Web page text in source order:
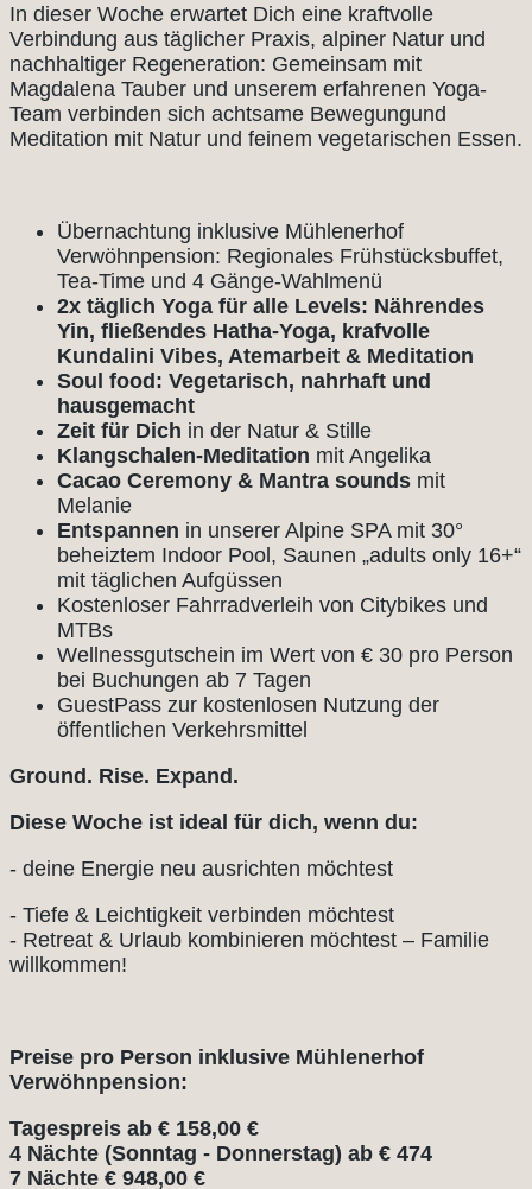
In dieser Woche erwartet Dich eine kraftvolle
Verbindung aus täglicher Praxis, alpiner Natur und
nachhaltiger Regeneration: Gemeinsam mit
Magdalena Tauber und unserem erfahrenen Yoga-
Team verbinden sich achtsame Bewegungund
Meditation mit Natur und feinem vegetarischen Essen.
Übernachtung inklusive Mühlenerhof
Verwöhnpension: Regionales Frühstücksbuffet,
Tea-Time und 4 Gänge-Wahlmenü
2x täglich Yoga für alle Levels: Nährendes
Yin, fließendes Hatha-Yoga, krafvolle
Kundalini Vibes, Atemarbeit & Meditation
Soul food: Vegetarisch, nahrhaft und
hausgemacht
Zeit für Dich in der Natur & Stille
Klangschalen-Meditation mit Angelika
Cacao Ceremony & Mantra sounds mit
Melanie
Entspannen in unserer Alpine SPA mit 30°
beheiztem Indoor Pool, Saunen „adults only 16+“
mit täglichen Aufgüssen
Kostenloser Fahrradverleih von Citybikes und
MTBs
Wellnessgutschein im Wert von € 30 pro Person
bei Buchungen ab 7 Tagen
GuestPass zur kostenlosen Nutzung der
öffentlichen Verkehrsmittel
Ground. Rise. Expand.
Diese Woche ist ideal für dich, wenn du:
- deine Energie neu ausrichten möchtest
- Tiefe & Leichtigkeit verbinden möchtest
- Retreat & Urlaub kombinieren möchtest – Familie
willkommen!
Preise pro Person inklusive Mühlenerhof
Verwöhnpension:
Tagespreis ab € 158,00 €
4 Nächte (Sonntag - Donnerstag) ab € 474
7 Nächte € 948,00 €